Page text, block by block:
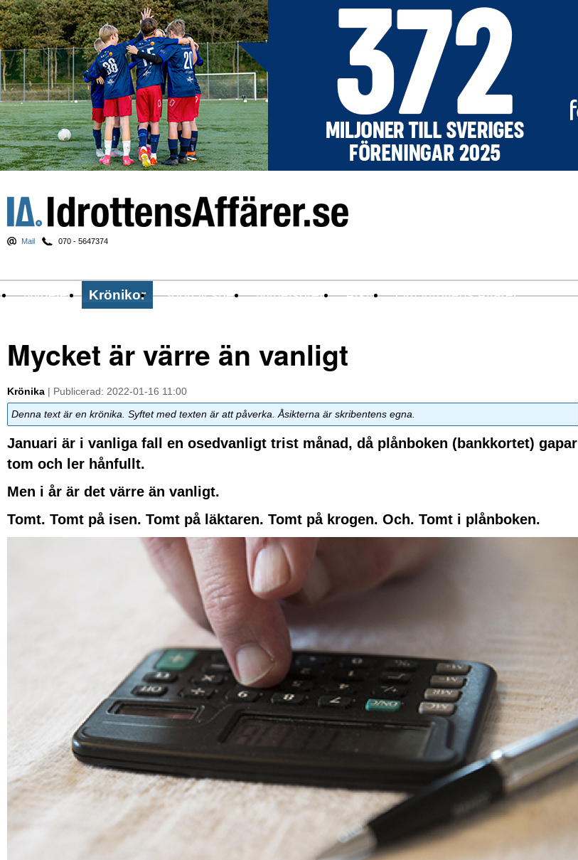
Mail 070 - 5647374
Nyheter Krönikor Sport & spel Nyhetsbrev Arkiv Om Idrottens Affärer
Mycket är värre än vanligt
Krönika | Publicerad: 2022-01-16 11:00
Denna text är en krönika. Syftet med texten är att påverka. Åsikterna är skribentens egna.
Januari är i vanliga fall en osedvanligt trist månad, då plånboken (bankkortet) gapar
tom och ler hånfullt.
Men i år är det värre än vanligt.
Tomt. Tomt på isen. Tomt på läktaren. Tomt på krogen. Och. Tomt i plånboken.